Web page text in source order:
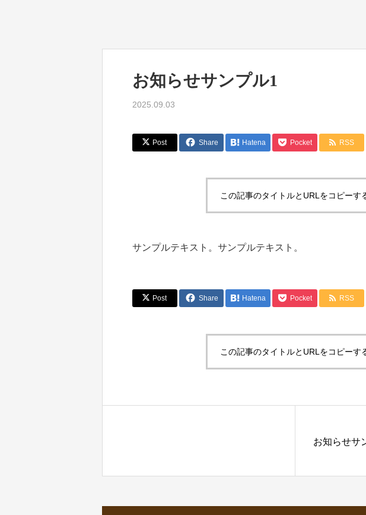
お知らせサンプル1
2025.09.03
Post Share Hatena Pocket RSS
この記事のタイトルとURLをコピーす
サンプルテキスト。サンプルテキスト。
Post Share Hatena Pocket RSS
この記事のタイトルとURLをコピーす
お知らせサ